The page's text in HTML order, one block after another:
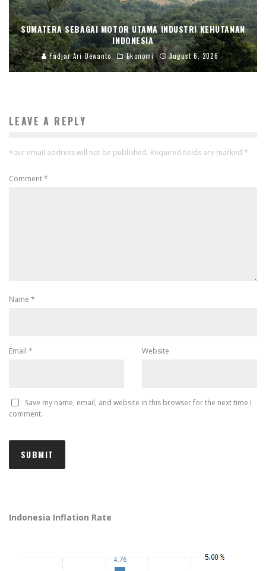
SUMATERA SEBAGAI MOTOR UTAMA INDUSTRI KEHUTANAN
INDONESIA
Fadjar Ari Dewanto Ekonomi August 6, 2026
LEAVE A REPLY
Your email address will not be published. Required fields are marked *
Comment*
Name *
Email * Website
Save my name, email, and website in this browser for the next time I
comment.
Indonesia Inflation Rate